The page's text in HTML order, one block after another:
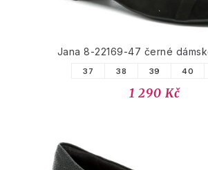
Jana 8-22169-47 černé
37 38 39 40
1 290 Kč